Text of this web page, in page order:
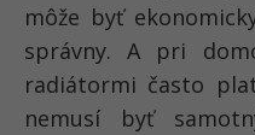
môže byť
správny. A pri
radiátormi často
nemusí byť